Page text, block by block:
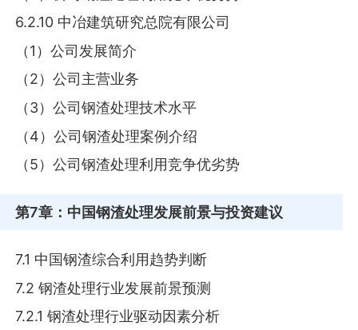
6.2.10 中冶建筑研究总院有限公司
（1）公司发展简介
（2）公司主营业务
（3）公司钢渣处理技术水平
（4）公司钢渣处理案例介绍
（5）公司钢渣处理利用竞争优劣势
第7章 ：中国钢渣处理发展前景与投资建议
7.1 中国钢渣综合利用趋势判断
7.2 钢渣处理行业发展前景预测
7.2.1 钢渣处理行业驱动因素分析